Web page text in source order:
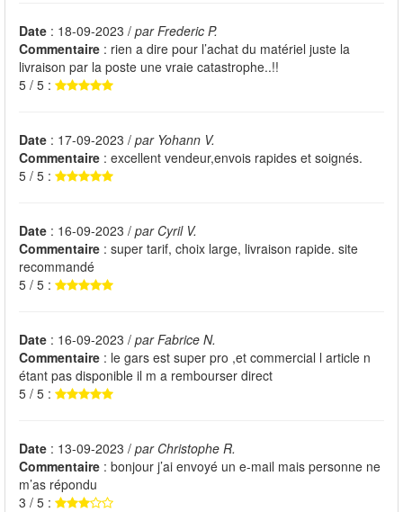
Date : 18-09-2023 / par Frederic P.
Commentaire : rien a dire pour l’achat du matériel juste la
livraison par la poste une vraie catastrophe..!!
5 / 5 :
Date : 17-09-2023 / par Yohann V.
Commentaire : excellent vendeur,envois rapides et soignés.
5 / 5 :
Date : 16-09-2023 / par Cyril V.
Commentaire : super tarif, choix large, livraison rapide. site
recommandé
5 / 5 :
Date : 16-09-2023 / par Fabrice N.
Commentaire : le gars est super pro ,et commercial l article n
étant pas disponible il m a rembourser direct
5 / 5 :
Date : 13-09-2023 / par Christophe R.
Commentaire : bonjour j’ai envoyé un e-mail mais personne ne
m’as répondu
3 / 5 :